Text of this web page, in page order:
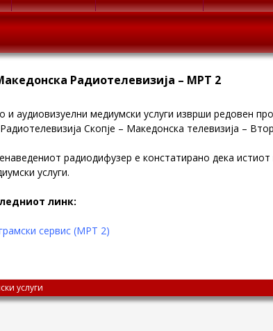
Радиотелевизија – МРТ 2
и аудиовизуелни медиумски услуги изврши редовен
Скопје – Македонска телевизија –
радиодифузер е констатирано дека
услуги.
линк:
сервис (МРТ 2)
услуги